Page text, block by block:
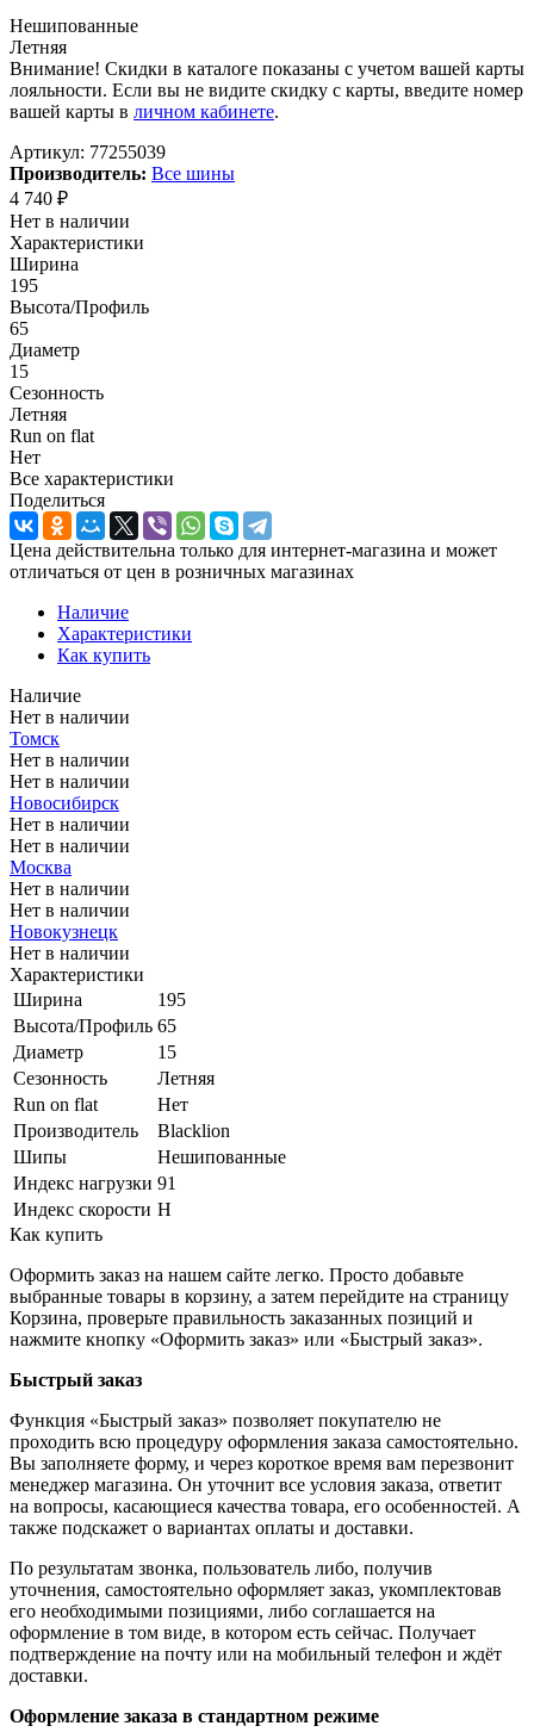
Нешипованные
Летняя
Внимание! Скидки в каталоге показаны с учетом вашей карты
лояльности. Если вы не видите скидку с карты, введите номер
вашей карты в личном кабинете.
Артикул: 77255039
Производитель: Все шины
4 740 ₽
Нет в наличии
Характеристики
Ширина
195
Высота/Профиль
65
Диаметр
15
Сезонность
Летняя
Run on flat
Нет
Все характеристики
Поделиться
Цена действительна только для интернет-магазина и может
отличаться от цен в розничных магазинах
Наличие
Характеристики
Как купить
Наличие
Нет в наличии
Томск
Нет в наличии
Нет в наличии
Новосибирск
Нет в наличии
Нет в наличии
Москва
Нет в наличии
Нет в наличии
Новокузнецк
Нет в наличии
Характеристики
Ширина
195
Высота/Профиль 65
Диаметр
15
Сезонность
Летняя
Run on flat
Нет
Производитель
Blacklion
Шипы
Нешипованные
Индекс нагрузки 91
Индекс скорости H
Как купить
Оформить заказ на нашем сайте легко. Просто добавьте
выбранные товары в корзину, а затем перейдите на страницу
Корзина, проверьте правильность заказанных позиций и
нажмите кнопку «Оформить заказ» или «Быстрый заказ».
Быстрый заказ
Функция «Быстрый заказ» позволяет покупателю не
проходить всю процедуру оформления заказа самостоятельно.
Вы заполняете форму, и через короткое время вам перезвонит
менеджер магазина. Он уточнит все условия заказа, ответит
на вопросы, касающиеся качества товара, его особенностей. А
также подскажет о вариантах оплаты и доставки.
По результатам звонка, пользователь либо, получив
уточнения, самостоятельно оформляет заказ, укомплектовав
его необходимыми позициями, либо соглашается на
оформление в том виде, в котором есть сейчас. Получает
подтверждение на почту или на мобильный телефон и ждёт
доставки.
Оформление заказа в стандартном режиме